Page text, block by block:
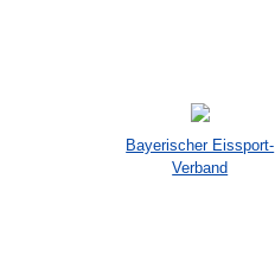
Bayerischer Eissport-
Verband